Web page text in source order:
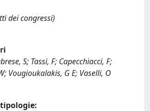
dei congressi)
S; Tassi, F; Capecchiacci, F;
Vougioukalakis, G E; Vaselli, O